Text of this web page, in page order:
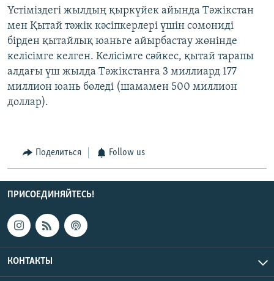
Үстіміздегі жылдың қыркүйек айында Тәжікстан
мен Қытай тәжік кәсіпкерлері үшін сомониді
бірден қытайлық юаньге айырбастау жөнінде
келісімге келген. Келісімге сәйкес, қытай тарапы
алдағы үш жылда Тәжікстанға 3 миллиард 177
миллион юань бөледі (шамамен 500 миллион
доллар).
Поделиться Follow us
ПРИСОЕДИНЯЙТЕСЬ!
КОНТАКТЫ